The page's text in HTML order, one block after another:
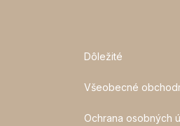
Dôležité
Všeobecné
Ochrana osobných